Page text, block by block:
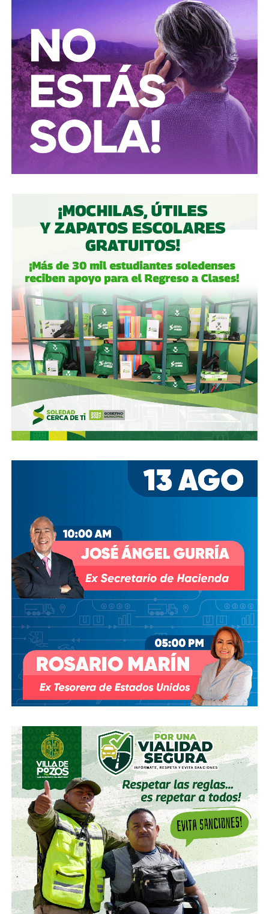
Fantasma de Wall Street
”, y ha adquirido un poder
inmenso en Latinoamérica, especialmente en Argentina,
donde ha servido como negociador para la deuda nacional
y en 2017, fue considerado por Forbes como el hombre
más rico de dicho país. El regiomontano tiene un historial
documentado de tomar control de empresas en
dificultades financieras a partir de deuda: lo hizo con la
textilera CYDSA en los años 90, con la vidriera Vitro entre
2009 y 2012, y con las ya mencionadas Empresas ICA
desde 2016.
Algo similar realizó en 2020 con
del Centro Norte(OMA), el operador de, entre otros, el
Fintech compró primero acciones especiales que
garantizaban el control de la aeroportuaria y luego
concretó una oferta pública con la que en julio de 2021,
alcanzó el 30.1% de participación económica, suficiente
para mantener el control hasta que lo vendieron a la
francesa Vinci Airports en 2022 (El Economista, dic. 2020
y jul. 2021; Folleto Informativo Definitivo, Bolsa Mexicana
de Valores, may. 2021).
Si bien todos estos empresarios se han aliado en otras
ocasiones (en 2017 ganaron la licitación para construir
el ahora cancelado Aeropuerto de Texcoco),cuando
se otorgó la concesión para la administración de El
Realito, ni Slim ni Martínez ni los copresidentes de
Televisa tenían sus actuales injerencias en Aquos, por
lo que se podría decir que ésta fue heredada, y acabó
dejando el control de la presa en las manos de cuatro de
al menos tres intentos de rescindir o
modificar el contrato se han hecho sin haber
Agua abrió un expediente que no avanzó pese a 350 mil
afectados y una queja de oficio de la Comisión Estatal de
Derechos Humanos; en abril de 2023, el entonces
presidenteAndrés Manuel López Obradorrespondió a
una petición del gobernador Ricardo Gallardo Cardona con
un “a lo mejor se lo cambiamos” que no derivó en ningún
trámite documentado; y desde 2025, la Comisión Nacional
del Agua asegura estar “evaluando” el retiro de la
concesión, hasta el momento, sin resolución.
También lee:Diputada pide poner un alto a la empresa de
El Realito